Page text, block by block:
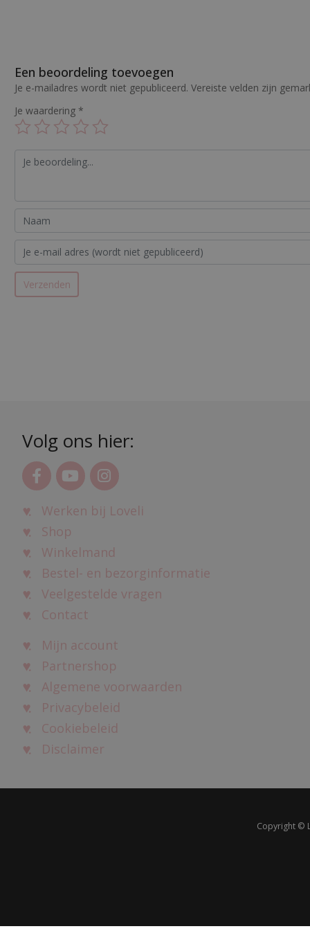
Een beoordeling toevoegen
Je e-mailadres wordt niet gepubliceerd. Vereiste velden zijn
Je waardering *
Volg ons hier:
Werken bij Loveli
Shop
Winkelmand
Bestel- en bezorginformatie
Veelgestelde vragen
Contact
Mijn account
Partnershop
Algemene voorwaarden
Privacybeleid
Cookiebeleid
Disclaimer
Copyright ©